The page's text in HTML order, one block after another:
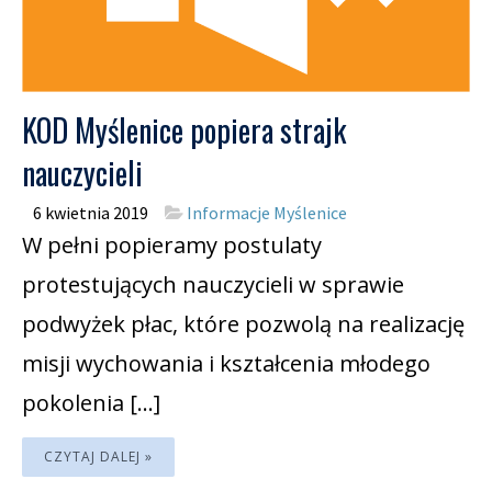
KOD Myślenice popiera strajk
nauczycieli
6 kwietnia 2019 Informacje Myślenice
W pełni popieramy postulaty
protestujących nauczycieli w sprawie
podwyżek płac, które pozwolą na realizację
misji wychowania i kształcenia młodego
pokolenia […]
CZYTAJ DALEJ »